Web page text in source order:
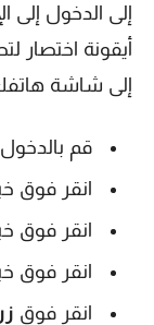
إلى الدخول إلى
إلى شاشة هاتفك
قم بالدخول
انقر فوق
انقر فوق
انقر فوق
انقر فوق